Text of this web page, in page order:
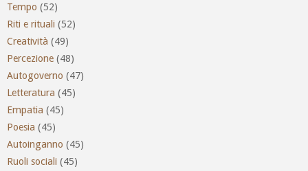
Tempo (52)
Riti e rituali (52)
Creatività (49)
Percezione (48)
Autogoverno (47)
Letteratura (45)
Empatia (45)
Poesia (45)
Autoinganno (45)
Ruoli sociali (45)